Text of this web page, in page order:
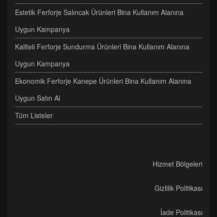
Estetik Ferforje Salıncak Ürünleri Bina Kullanım Alanına
Uygun Kampanya
Kaliteli Ferforje Sundurma Ürünleri Bina Kullanım Alanına
Uygun Kampanya
Ekonomik Ferforje Kanepe Ürünleri Bina Kullanım Alanına
Uygun Satın Al
Tüm Listeler
Hizmet Bölgeleri
Gizlilik Politikası
İade Politikası